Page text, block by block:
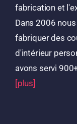
fabrication et
Dans 2006
fabriquer des
d'intérieur
avons servi
[plus]